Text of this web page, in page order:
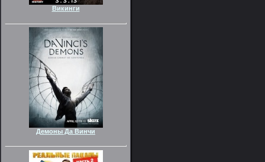
Викинги
Демоны Да Винчи